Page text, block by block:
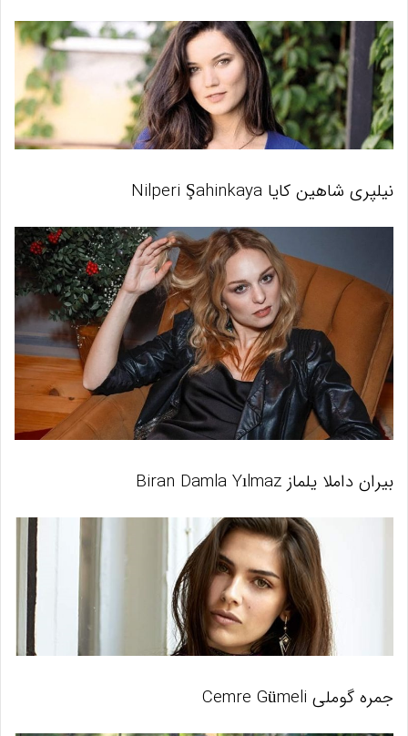
نیلپری شاهین کایا Nilperi Şahinkaya
بیران داملا یلماز Biran Damla Yılmaz
جمره گوملی Cemre Gümeli